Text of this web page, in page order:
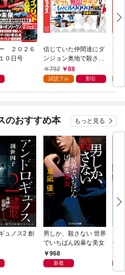
２０２６
０日号
信じていた仲間達にダ
ンジョン奥地で殺され
かけたがギフト『無限
ガチャ』でレベル９９
『ざまぁ！』します！
（１）
792 88
試読フル 割引
のおすすめ本 もっと見る
ュノス2 創
男しか、殺さない 世界
でいちばん凶暴な美女
968
新着
件